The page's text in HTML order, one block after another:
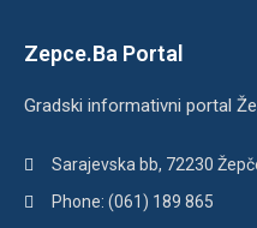
Zepce.Ba Portal
Gradski informativni portal
Sarajevska bb, 72230
Phone: (061) 189 865